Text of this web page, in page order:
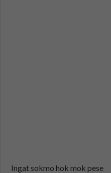
Ingat sokmo hok mok pese